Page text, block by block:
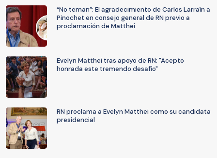
“No teman”: El agradecimiento de Carlos Larraín a
Pinochet en consejo general de RN previo a
proclamación de Matthei
Evelyn Matthei tras apoyo de RN: "Acepto
honrada este tremendo desafío"
RN proclama a Evelyn Matthei como su candidata
presidencial